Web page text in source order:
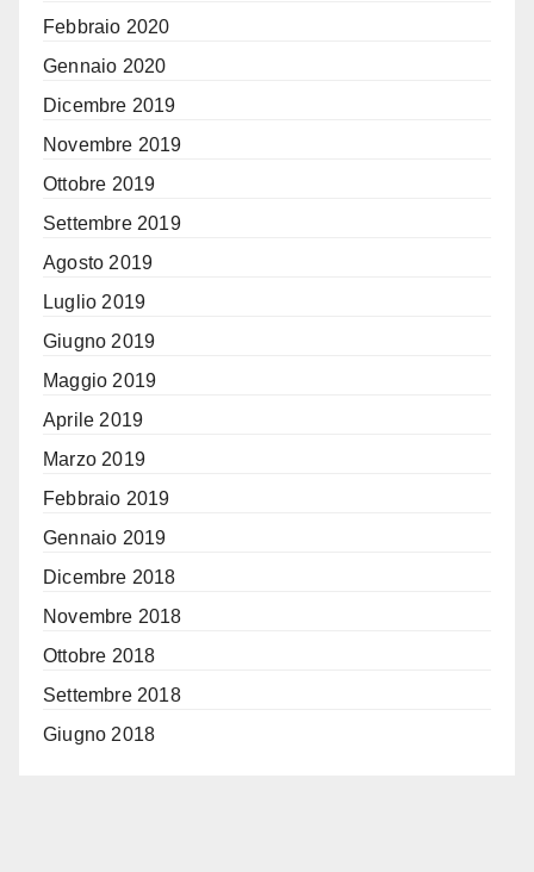
Febbraio 2020
Gennaio 2020
Dicembre 2019
Novembre 2019
Ottobre 2019
Settembre 2019
Agosto 2019
Luglio 2019
Giugno 2019
Maggio 2019
Aprile 2019
Marzo 2019
Febbraio 2019
Gennaio 2019
Dicembre 2018
Novembre 2018
Ottobre 2018
Settembre 2018
Giugno 2018